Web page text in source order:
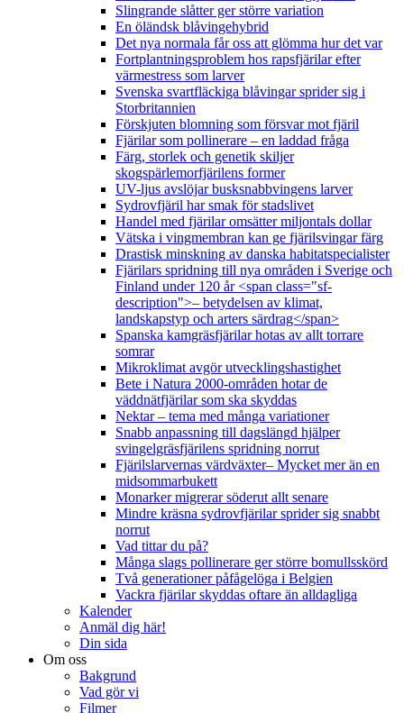
Slingrande slåtter ger större variation
En öländsk blåvingehybrid
Det nya normala får oss att glömma hur det var
Fortplantningsproblem hos rapsfjärilar efter
värmestress som larver
Svenska svartfläckiga blåvingar sprider sig i
Storbritannien
Förskjuten blomning som försvar mot fjäril
Fjärilar som pollinerare – en laddad fråga
Färg, storlek och genetik skiljer
skogspärlemorfjärilens former
UV-ljus avslöjar busksnabbvingens larver
Sydrovfjäril har smak för stadslivet
Handel med fjärilar omsätter miljontals dollar
Vätska i vingmembran kan ge fjärilsvingar färg
Drastisk minskning av danska habitatspecialister
Fjärilars spridning till nya områden i Sverige och
Finland under 120 år <span class="sf-
description">– betydelsen av klimat,
landskapstyp och arters särdrag</span>
Spanska kamgräsfjärilar hotas av allt torrare
somrar
Mikroklimat avgör utvecklingshastighet
Bete i Natura 2000-områden hotar de
väddnätfjärilar som ska skyddas
Nektar – tema med många variationer
Snabb anpassning till dagslängd hjälper
svingelgräsfjärilens spridning norrut
Fjärilslarvernas värdväxter– Mycket mer än en
midsommarbukett
Monarker migrerar söderut allt senare
Mindre kräsna sydrovfjärilar sprider sig snabbt
norrut
Vad tittar du på?
Många slags pollinerare ger större bomullsskörd
Två generationer påfågelöga i Belgien
Vackra fjärilar skyddas oftare än alldagliga
Kalender
Anmäl dig här!
Din sida
Om oss
Bakgrund
Vad gör vi
Filmer